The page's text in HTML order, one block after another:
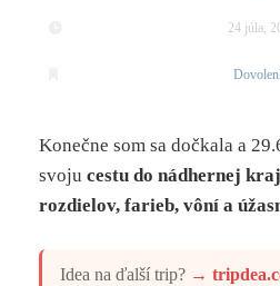
24 júla,
Konečne som sa dočkala a
svojucestu do nádhernej
rozdielov, farieb, vôní a
Idea na ďalší trip? →